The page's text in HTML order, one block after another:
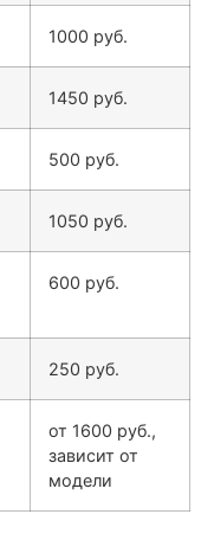
1000 руб.
1450 руб.
500 руб.
1050 руб.
600 руб.
250 руб.
от 1600 руб.,
зависит от
модели